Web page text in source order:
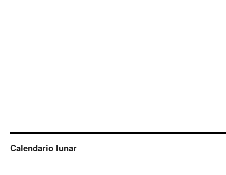
Calendario lunar